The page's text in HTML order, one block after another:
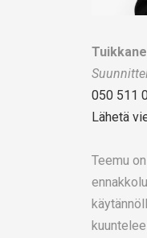
050 511
Lähetä
Teemu